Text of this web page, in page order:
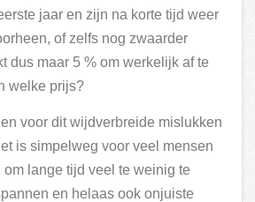
jaar en zijn na korte tijd weer
of zelfs nog zwaarder
dus maar 5 % om werkelijk af te
welke prijs?
voor dit wijdverbreide mislukken
is simpelweg voor veel mensen
om lange tijd veel te weinig te
en helaas ook onjuiste